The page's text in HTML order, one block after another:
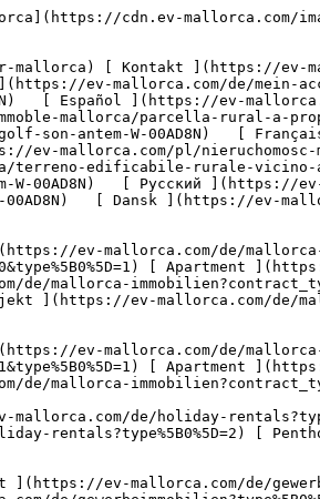
de/mallorca-immobilien?contract_type=1&type%5B0%5D=5) 

   Ferienvermietung     [ Alle Immobilien ](https://ev-mallorca.com/de/holiday-rentals) [ Haus ](https://ev-mallorca.com/de/holiday-rentals?type%5B0%5D=0) [ Finca ](https://ev-mallorca.com/de/holiday-rentals?type%5B0%5D=1) [ Apartment ](https://ev-mallorca.com/de/holiday-rentals?type%5B0%5D=2) [ Penthouse ](https://ev-mallorca.com/de/holiday-rentals?type%5B0%5D=5) 

   Gewerbe     [ Alle Immobilien ](https://ev-mallorca.com/de/gewerbeimmobilien) [ Land und Forstwirtschaft ](https://ev-mallorca.com/de/gewerbeimmobilien?type%5B0%5D=6) [ Hotel ](https://ev-mallorca.com/de/gewerbeimmobilien?type%5B0%5D=7) [ Industrie ](https://ev-mallorca.com/de/gewerbeimmobilien?type%5B0%5D=8) [ Investment ](https://ev-mallorca.com/de/gewerbeimmobilien?type%5B0%5D=9) [ Gastronomie ](https://ev-mallorca.com/de/gewerbeimmobilien?type%5B0%5D=10) [ Grundstück ](https://ev-mallorca.com/de/gewerbeimmobilien?type%5B0%5D=11) [ Ladenfläche ](https://ev-mallorca.com/de/gewerbeimmobilien?type%5B0%5D=12) [ Sonstiges ](https://ev-mallorca.com/de/gewerbeimmobilien?type%5B0%5D=13) [ Ladenfläche ](https://ev-mallorca.com/de/gewerbeimmobilien?type%5B0%5D=14) 

 [ Neubauprojekt ](https://ev-mallorca.com/de/mallorca-neubauprojekt) 

 [ Über uns ](https://ev-mallorca.com/de/ueber-uns) 

 [ Über Mallorca ](https://ev-mallorca.com/de/ueber-mallorca) 

 [ Immobilie verkaufen ](https://ev-mallorca.com/de/immobilie-auf-mallorca-verkaufen) 

 [ Kontakt ](https://ev-mallorca.com/de/standorte) 

   [ Mein Account ](https://ev-mallorca.com/de/mein-account) 

 [   Call Us on +34 971 01 63 55   ](tel:+34971016355) 

             ![Ländliches Baugrundstück nahe Golf Son Antem-1](https://cdn.ev-mallorca.com/images/properties/1f081f83-65d1-4694-9045-6a6994401781/bdeea389-c878-4aaa-b0e1-389ba7646ba3.jpg?crop=true&crop_gravity=northwest&format=webp&quality=80)  

         ![Ländliches Baugrundstück nahe Golf Son Antem-2](https://cdn.ev-mallorca.com/images/properties/1f081f83-65d1-4694-9045-